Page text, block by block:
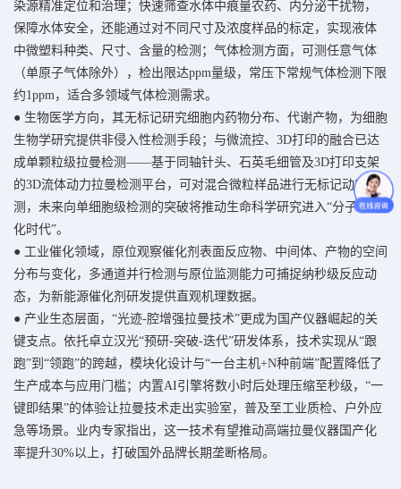
染源精准定位和治理；快速筛查水体中痕量农药、内分泌干扰物，
保障水体安全，还能通过对不同尺寸及浓度样品的标定，实现液体
中微塑料种类、尺寸、含量的检测；气体检测方面，可测任意气体
（单原子气体除外），检出限达ppm量级，常压下常规气体检测下限
约1ppm，适合多领域气体检测需求。
● 生物医学方向，其无标记研究细胞内药物分布、代谢产物，为细胞
生物学研究提供非侵入性检测手段；与微流控、3D打印的融合已达
成单颗粒级拉曼检测——基于同轴针头、石英毛细管及3D打印支架
的3D流体动力拉曼检测平台，可对混合微粒样品进行无标记动态检
测，未来向单细胞级检测的突破将推动生命科学研究进入“分子可视
化时代”。
● 工业催化领域，原位观察催化剂表面反应物、中间体、产物的空间
分布与变化，多通道并行检测与原位监测能力可捕捉纳秒级反应动
态，为新能源催化剂研发提供直观机理数据。
● 产业生态层面，“光迹-腔增强拉曼技术”更成为国产仪器崛起的关
键支点。依托卓立汉光“预研-突破-迭代”研发体系，技术实现从“跟
跑”到“领跑”的跨越，模块化设计与“一台主机+N种前端”配置降低了
生产成本与应用门槛；内置AI引擎将数小时后处理压缩至秒级，“一
键即结果”的体验让拉曼技术走出实验室，普及至工业质检、户外应
急等场景。业内专家指出，这一技术有望推动高端拉曼仪器国产化
率提升30%以上，打破国外品牌长期垄断格局。